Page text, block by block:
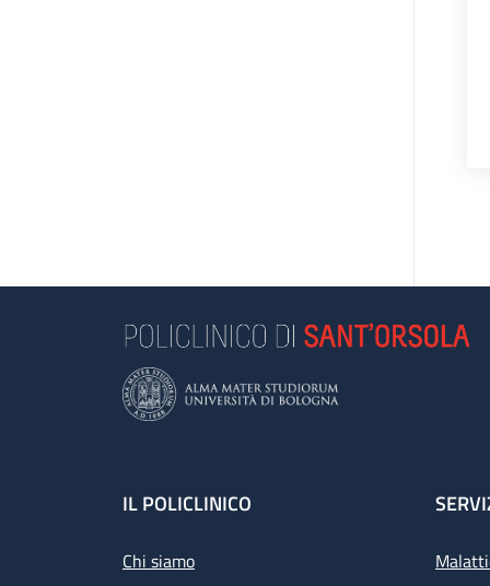
Footer
IL POLICLINICO
Chi siamo